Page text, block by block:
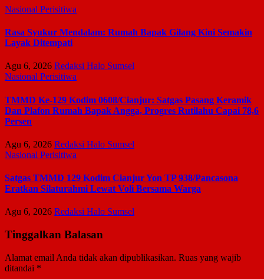
Nasional Perisitiwa
Rasa Syukur Mendalam: Rumah Bapak Gilang Kini Semakin
Layak Ditempati
Agu 6, 2026 Redaksi Halo Sumsel
Nasional Perisitiwa
TMMD Ke-129 Kodim 0608/Cianjur: Satgas Pasang Keramik
Dan Plafon Rumah Bapak Angga, Progres Rutilahu Capai 78,6
Persen
Agu 6, 2026 Redaksi Halo Sumsel
Nasional Perisitiwa
Satgas TMMD 129 Kodim Cianjur Yon TP 938/Pancasona
Eratkan Silaturahmi Lewat Voli Bersama Warga
Agu 6, 2026 Redaksi Halo Sumsel
Tinggalkan Balasan
Alamat email Anda tidak akan dipublikasikan. Ruas yang wajib
ditandai *